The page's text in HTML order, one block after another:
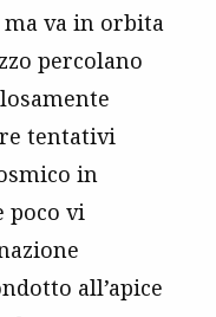
ma va in orbita
percolano
tentativi
in
poco vi
all’apice